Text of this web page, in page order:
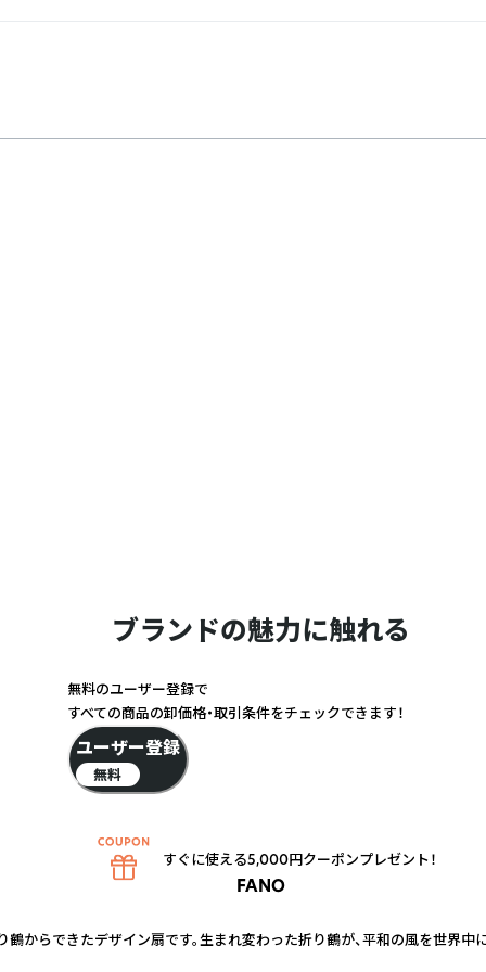
ブランドの魅力に触れる
FANO
り鶴からできたデザイン扇です。生まれ変わった折り鶴が、平和の風を世界
無料のユーザー登録で
すべての商品の卸価格・取引条件をチェックできます！
ユーザー登録
無料
すぐに使える5,000円クーポンプレゼント！